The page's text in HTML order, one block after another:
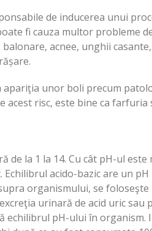
de inducerea unui
fi cauza multor probleme
acnee, unghii
unor boli precum
risc, este bine ca farfuria
de la 1 la 14. Cu cât pH-ul este
acido-bazic are un pH
organismului, se foloseşte
urinară de acid uric sau
pH-ului în organism.